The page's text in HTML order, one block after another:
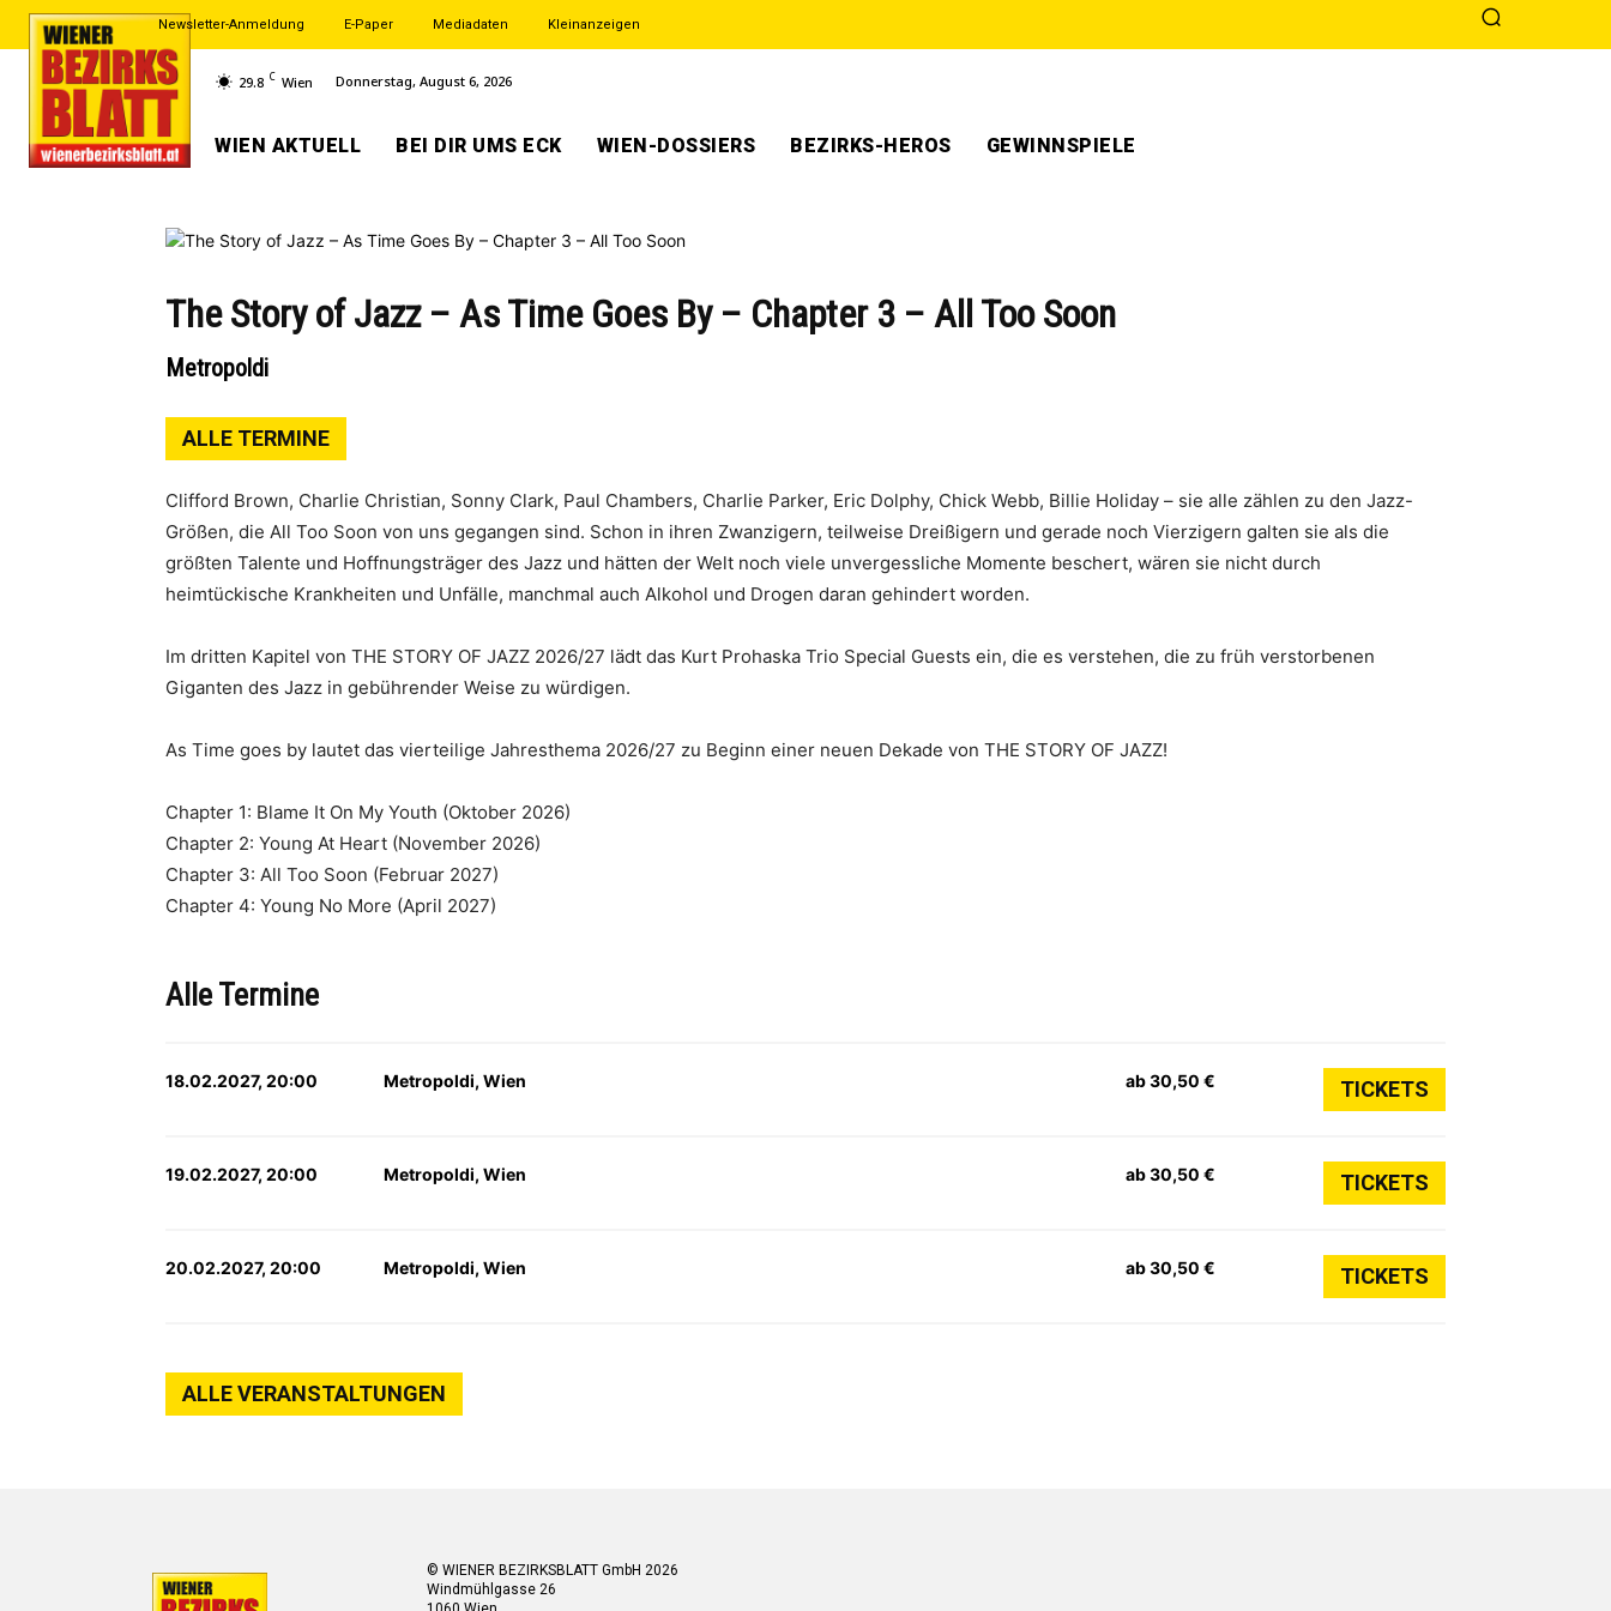
Newsletter-Anmeldung E-Paper Mediadaten Kleinanzeigen
29.8 C Wien Donnerstag, August 6, 2026
WIEN AKTUELL BEI DIR UMS ECK WIEN-DOSSIERS BEZIRKS-HEROS GEWINNSPIELE
The Story of Jazz – As Time Goes By – Chapter 3 – All Too Soon
Metropoldi
ALLE TERMINE
Clifford Brown, Charlie Christian, Sonny Clark, Paul Chambers, Charlie Parker, Eric Dolphy, Chick Webb, Billie Holiday – sie alle zählen zu den Jazz-
Größen, die All Too Soon von uns gegangen sind. Schon in ihren Zwanzigern, teilweise Dreißigern und gerade noch Vierzigern galten sie als die
größten Talente und Hoffnungsträger des Jazz und hätten der Welt noch viele unvergessliche Momente beschert, wären sie nicht durch
heimtückische Krankheiten und Unfälle, manchmal auch Alkohol und Drogen daran gehindert worden.
Im dritten Kapitel von THE STORY OF JAZZ 2026/27 lädt das Kurt Prohaska Trio Special Guests ein, die es verstehen, die zu früh verstorbenen
Giganten des Jazz in gebührender Weise zu würdigen.
As Time goes by lautet das vierteilige Jahresthema 2026/27 zu Beginn einer neuen Dekade von THE STORY OF JAZZ!
Chapter 1: Blame It On My Youth (Oktober 2026)
Chapter 2: Young At Heart (November 2026)
Chapter 3: All Too Soon (Februar 2027)
Chapter 4: Young No More (April 2027)
Alle Termine
18.02.2027, 20:00 Metropoldi, Wien ab 30,50 € TICKETS
19.02.2027, 20:00 Metropoldi, Wien ab 30,50 € TICKETS
20.02.2027, 20:00 Metropoldi, Wien ab 30,50 € TICKETS
ALLE VERANSTALTUNGEN
© WIENER BEZIRKSBLATT GmbH 2026
Windmühlgasse 26